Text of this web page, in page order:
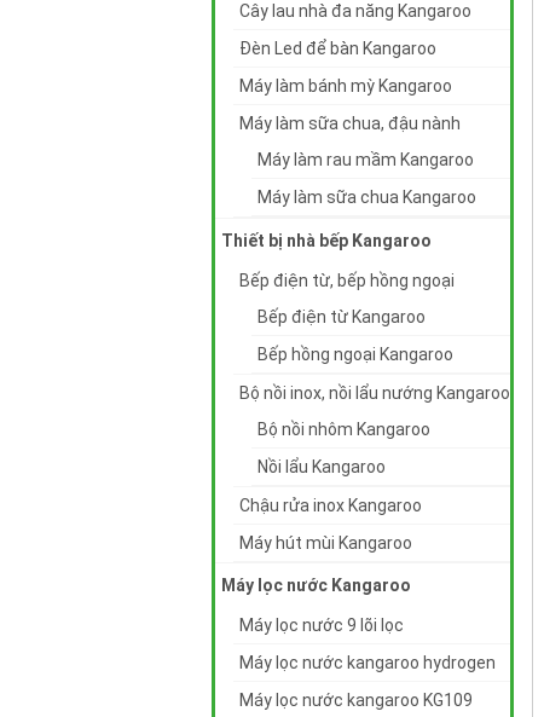
Cây lau nhà đa năng Kangaroo
Đèn Led để bàn Kangaroo
Máy làm bánh mỳ Kangaroo
Máy làm sữa chua, đậu nành
Máy làm rau mầm Kangaroo
Máy làm sữa chua Kangaroo
Thiết bị nhà bếp Kangaroo
Bếp điện từ, bếp hồng ngoại
Bếp điện từ Kangaroo
Bếp hồng ngoại Kangaroo
Bộ nồi inox, nồi lẩu nướng Kangaroo
Bộ nồi nhôm Kangaroo
Nồi lẩu Kangaroo
Chậu rửa inox Kangaroo
Máy hút mùi Kangaroo
Máy lọc nước Kangaroo
Máy lọc nước 9 lõi lọc
Máy lọc nước kangaroo hydrogen
Máy lọc nước kangaroo KG109